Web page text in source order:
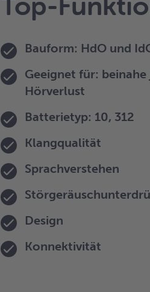
Bauform: HdO und
Geeignet für: beinahe
Hörverlust
Batterietyp: 10, 312
Klangqualität
Sprachverstehen
Design
Konnektivität